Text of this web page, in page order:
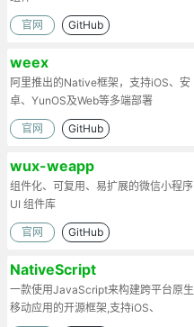
官网 GitHub
weex
阿里推出的Native框架，支持iOS、安
卓、YunOS及Web等多端部署
官网 GitHub
wux-weapp
组件化、可复用、易扩展的微信小程序
UI 组件库
官网 GitHub
NativeScript
一款使用JavaScript来构建跨平台原生
移动应用的开源框架,支持iOS、